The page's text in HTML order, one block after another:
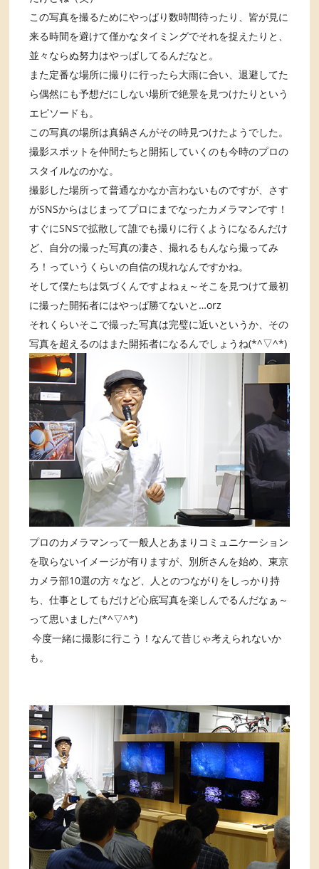
この写真を撮るためにやっぱり数時間待ったり、皆が見に
来る時間を避けて僅かなタイミングでそれを捉えたりと、
並々ならぬ努力はやっぱしてるんだなと。
また定番な場所に撮りに行ったら大雨に合い、退避してた
ら偶然にも予想だにしない場所で絶景を見つけたりという
エピソードも。
この写真の場所は真鍋さんがその時見つけたようでした。
撮影スポットを仲間たちと開拓していくのも今時のプロの
スタイルなのかな。
撮影した場所って普通なかなか言わないものですが、さす
がSNSからはじまってプロにまでなったカメラマンです！
すぐにSNSで拡散して誰でも撮りに行くようになるんだけ
ど、自分の撮った写真の凄さ、撮れるもんなら撮ってみ
ろ！っていうくらいの自信の現れなんですかね。
そして僕たちは気づくんですよねぇ～そこを見つけて最初
に撮った開拓者にはやっぱ勝てないと…orz
それくらいそこで撮った写真は完璧に近いというか、その
写真を超えるのはまた開拓者になるんでしょうね(*^▽^*)
プロのカメラマンって一般人とあまりコミュニケーション
を取らないイメージが有りますが、別所さんを始め、東京
カメラ部10選の方々など、人とのつながりをしっかり持
ち、仕事としてもだけど心底写真を楽しんでるんだなぁ～
って思いました(*^▽^*)
今度一緒に撮影に行こう！なんて昔じゃ考えられないか
も。